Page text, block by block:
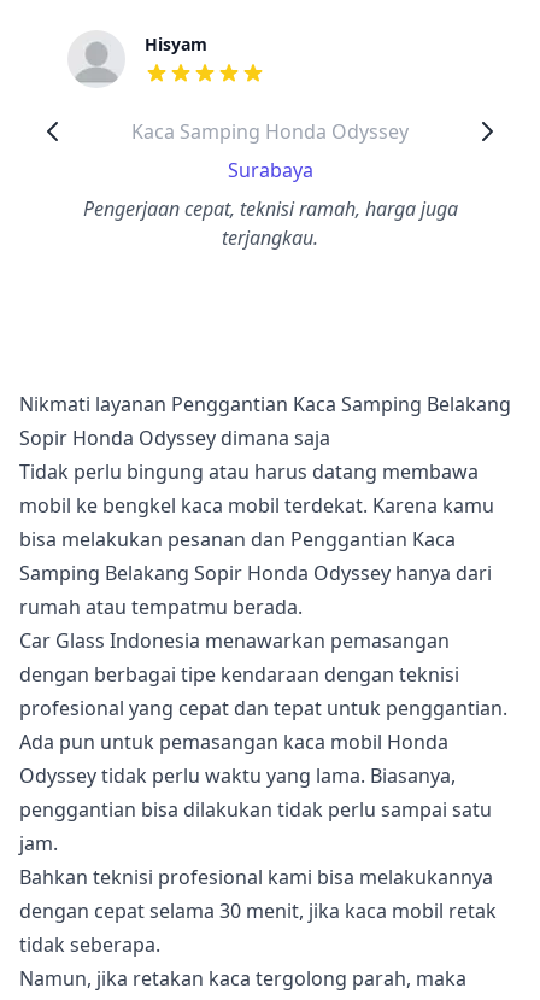
Hisyam
dari ulasan adalah bintang lima
Kaca Samping Honda Odyssey
Surabaya
Pengerjaan cepat, teknisi ramah, harga juga
terjangkau.
Nikmati layanan Penggantian Kaca Samping Belakang
Sopir Honda Odyssey dimana saja
Tidak perlu bingung atau harus datang membawa
mobil ke bengkel kaca mobil terdekat. Karena kamu
bisa melakukan pesanan dan Penggantian Kaca
Samping Belakang Sopir Honda Odyssey hanya dari
rumah atau tempatmu berada.
Car Glass Indonesia menawarkan pemasangan
dengan berbagai tipe kendaraan dengan teknisi
profesional yang cepat dan tepat untuk penggantian.
Ada pun untuk pemasangan kaca mobil Honda
Odyssey tidak perlu waktu yang lama. Biasanya,
penggantian bisa dilakukan tidak perlu sampai satu
jam.
Bahkan teknisi profesional kami bisa melakukannya
dengan cepat selama 30 menit, jika kaca mobil retak
tidak seberapa.
Namun, jika retakan kaca tergolong parah, maka